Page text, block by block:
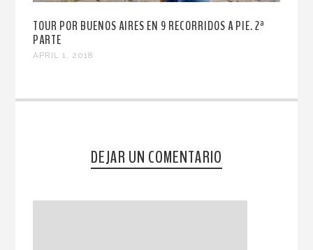
TOUR POR BUENOS AIRES EN 9 RECORRIDOS A PIE. 2ª
PARTE
APRIL 1, 2018
DEJAR UN COMENTARIO